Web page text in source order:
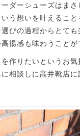
ダーシューズはま
う想いを叶えるこ
びの過程からとて
揚感も味わうことが
作りたいというお気
相談しに高井靴店